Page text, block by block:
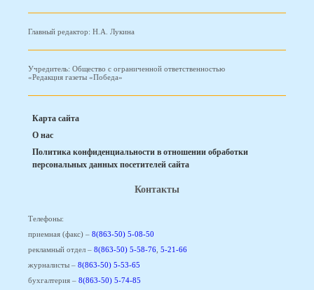
Главный редактор: Н.А. Лукина
Учредитель: Общество с ограниченной ответственностью
«Редакция газеты «Победа»
Карта сайта
О нас
Политика конфиденциальности в отношении обработки
персональных данных посетителей сайта
Контакты
Телефоны:
приемная (факс) – 8(863-50) 5-08-50
рекламный отдел – 8(863-50) 5-58-76, 5-21-66
журналисты – 8(863-50) 5-53-65
бухгалтерия – 8(863-50) 5-74-85